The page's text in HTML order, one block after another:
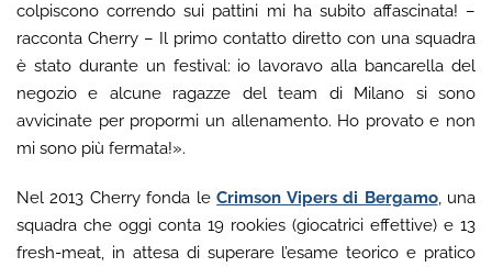
colpiscono correndo sui pattini mi ha subito affascinata! –
racconta Cherry – Il primo contatto diretto con una squadra
è stato durante un festival: io lavoravo alla bancarella del
negozio e alcune ragazze del team di Milano si sono
avvicinate per propormi un allenamento. Ho provato e non
mi sono più fermata!».
Nel 2013 Cherry fonda leCrimson Vipers di Bergamo, una
squadra che oggi conta 19 rookies (giocatrici effettive) e 13
fresh-meat, in attesa di superare l’esame teorico e pratico